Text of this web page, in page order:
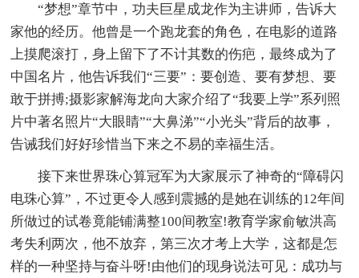
“梦想”章节中，功夫巨星成龙作为主讲师，告诉大
家他的经历。他曾是一个跑龙套的角色，在电影的道路
上摸爬滚打，身上留下了不计其数的伤疤，最终成为了
中国名片，他告诉我们“三要”：要创造、要有梦想、要
敢于拼搏;摄影家解海龙向大家介绍了“我要上学”系列照
片中著名照片“大眼睛”“大鼻涕”“小光头”背后的故事，
告诫我们好好珍惜当下来之不易的幸福生活。
接下来世界珠心算冠军为大家展示了神奇的“障碍闪
电珠心算”，不过更令人感到震撼的是她在训练的12年间
所做过的试卷竟能铺满整100间教室!教育学家俞敏洪高
考失利两次，他不放弃，第三次才考上大学，这都是怎
样的一种坚持与奋斗呀!由他们的现身说法可见：成功与